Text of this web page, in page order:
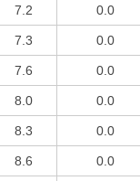
7.2 0.0
7.3 0.0
7.6 0.0
8.0 0.0
8.3 0.0
8.6 0.0